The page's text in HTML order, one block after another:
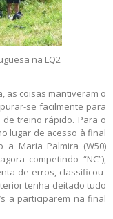
na LQ2
as coisas mantiveram o
se facilmente para
de treino rápido. Para o
lugar de acesso à final
a Maria Palmira (W50)
competindo “NC”),
de erros, classificou-
tenha deitado tudo
a participarem na final